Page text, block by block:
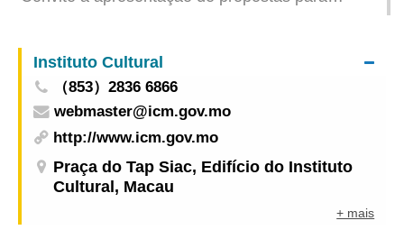
Kong e Macau (Região de Macau)
refeições ligeiras no Festival de Leitura de Macau
2025
Instituto Cultural
（853）2836 6866
webmaster@icm.gov.mo
http://www.icm.gov.mo
Praça do Tap Siac, Edifício do Instituto
Cultural, Macau
+ mais